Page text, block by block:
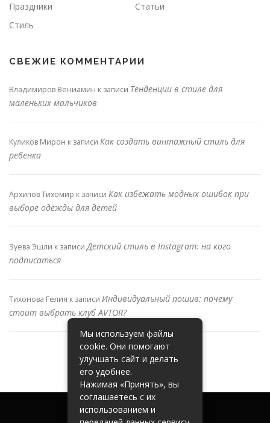
Праздники
Статьи
Стиль
СВЕЖИЕ КОММЕНТАРИИ
Владимиров Вениамин к записи Тенденции в стиле для
маленьких мальчиков
Куликов Мирон к записи Как создать винтажный стиль для
ребенка
Архипов Тихомир к записи Как избежать модных ошибок при
выборе одежды для детей
Зуева Эшли к записиДетский стиль в Instagram: на кого
подписаться
Тихонова Гелия к записи Индивидуальный пошив: почему
стоит выбрать клуб AVTOR?
Мы используем файлы
cookie. Они помогают
улучшать сайт и делать
его удобнее.
Нажимая «Принять», вы
соглашаетесь с их
использованием и